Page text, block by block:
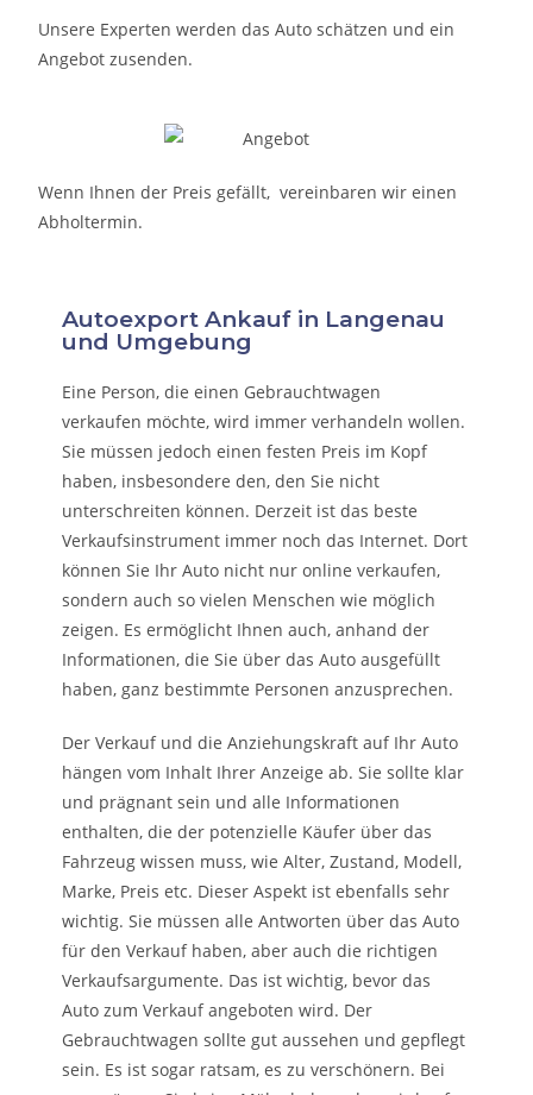
Unsere Experten werden das Auto schätzen und ein
Angebot zusenden.
Wenn Ihnen der Preis gefällt, vereinbaren wir einen
Abholtermin.
Autoexport Ankauf in Langenau
und Umgebung
Eine Person, die einen Gebrauchtwagen
verkaufen möchte, wird immer verhandeln wollen.
Sie müssen jedoch einen festen Preis im Kopf
haben, insbesondere den, den Sie nicht
unterschreiten können. Derzeit ist das beste
Verkaufsinstrument immer noch das Internet. Dort
können Sie Ihr Auto nicht nur online verkaufen,
sondern auch so vielen Menschen wie möglich
zeigen. Es ermöglicht Ihnen auch, anhand der
Informationen, die Sie über das Auto ausgefüllt
haben, ganz bestimmte Personen anzusprechen.
Der Verkauf und die Anziehungskraft auf Ihr Auto
hängen vom Inhalt Ihrer Anzeige ab. Sie sollte klar
und prägnant sein und alle Informationen
enthalten, die der potenzielle Käufer über das
Fahrzeug wissen muss, wie Alter, Zustand, Modell,
Marke, Preis etc. Dieser Aspekt ist ebenfalls sehr
wichtig. Sie müssen alle Antworten über das Auto
für den Verkauf haben, aber auch die richtigen
Verkaufsargumente. Das ist wichtig, bevor das
Auto zum Verkauf angeboten wird. Der
Gebrauchtwagen sollte gut aussehen und gepflegt
sein. Es ist sogar ratsam, es zu verschönern. Bei